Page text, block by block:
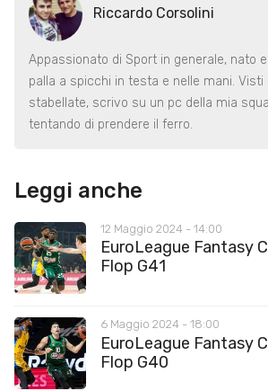
Riccardo Corsolini
Appassionato di Sport in generale, nato
palla a spicchi in testa e nelle mani. Visti
stabellate, scrivo su un pc della mia
tentando di prendere il ferro.
Leggi anche
12 Maggio 2024 - 14:00
EuroLeague Fantasy
Flop G41
6 Maggio 2024 - 18:00
EuroLeague Fantasy
Flop G40